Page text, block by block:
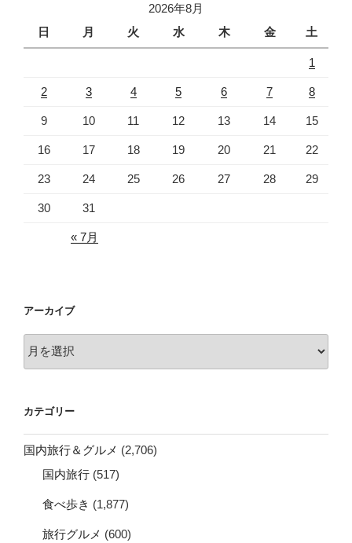
2026年8月
日
月 火 水 木 金 土
1
2 3 4 5 6 7 8
9 10 11 12 13 14 15
16 17 18 19 20 21 22
23 24 25 26 27 28 29
30 31
« 7月
アーカイブ
ー
ブ
カテゴリー
国内旅行＆グルメ (2,706)
国内旅行 (517)
食べ歩き (1,877)
旅行グルメ (600)